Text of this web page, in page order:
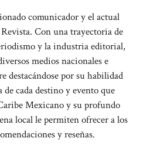
comunicador y el actual
Con una trayectoria de
y la industria editorial,
medios nacionales e
destacándose por su habilidad
de cada destino y evento que
Mexicano y su profundo
local le permiten ofrecer a los
y reseñas.